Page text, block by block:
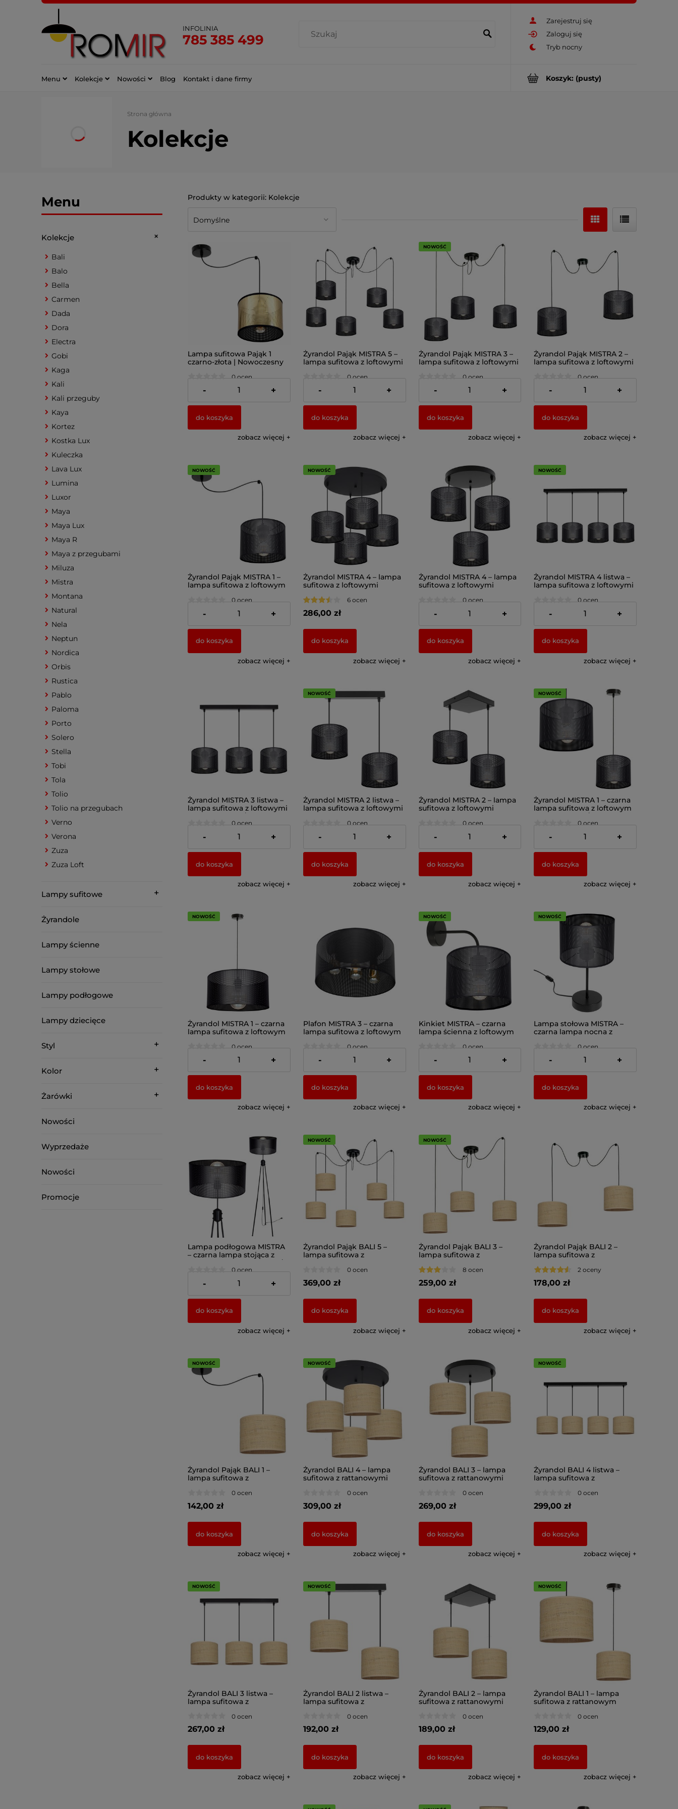
Zarejestruj się
Zaloguj się
INFOLINIA
785 385 499
Koszyk: (pusty)
Menu Kolekcje Nowości Blog Kontakt i dane firmy
Strona główna
Kolekcje
Menu
Kolekcje
Bali
Balo
Bella
Carmen
Dada
Dora
Electra
Gobi
Kaga
Kali
Kali przeguby
Kaya
Kortez
Kostka Lux
Kuleczka
Lava Lux
Lumina
Luxor
Maya
Maya Lux
Maya R
Maya z przegubami
Miluza
Mistra
Montana
Natural
Nela
Neptun
Nordica
Orbis
Rustica
Pablo
Paloma
Porto
Solero
Stella
Tobi
Tola
Tolio
Tolio na przegubach
Verno
Verona
Zuza
Zuza Loft
Lampy sufitowe
Żyrandole
Lampy ścienne
Lampy stołowe
Lampy podłogowe
Lampy dziecięce
Styl
Kolor
Żarówki
Nowości
Wyprzedaże
Nowości
Promocje
Kolekcje
Lampa sufitowa Pająk 1
czarno-złota | Nowoczesny
salonu – Polska produkcja
0 ocen
145,00 zł
- +
do koszyka
zobacz więcej
Żyrandol Pająk MISTRA 5 –
lampa sufitowa z loftowymi
0 ocen
349,00 zł
- +
do koszyka
zobacz więcej
Żyrandol Pająk MISTRA 3 –
lampa sufitowa z loftowymi
0 ocen
223,00 zł
- +
do koszyka
zobacz więcej
NOWOŚĆ
Żyrandol Pająk MISTRA 2 –
lampa sufitowa z loftowymi
0 ocen
174,00 zł
- +
do koszyka
zobacz więcej
Żyrandol Pająk MISTRA 1 –
lampa sufitowa z loftowym
0 ocen
139,00 zł
- +
do koszyka
zobacz więcej
NOWOŚĆ
Żyrandol MISTRA 4 – lampa
sufitowa z loftowymi
6 ocen
286,00 zł
do koszyka
zobacz więcej
NOWOŚĆ
Żyrandol MISTRA 4 – lampa
sufitowa z loftowymi
0 ocen
254,00 zł
- +
do koszyka
zobacz więcej
Żyrandol MISTRA 4 listwa –
lampa sufitowa z loftowymi
0 ocen
287,00 zł
- +
do koszyka
zobacz więcej
NOWOŚĆ
Żyrandol MISTRA 3 listwa –
lampa sufitowa z loftowymi
0 ocen
248,00 zł
- +
do koszyka
zobacz więcej
Żyrandol MISTRA 2 listwa –
lampa sufitowa z loftowymi
0 ocen
187,00 zł
- +
do koszyka
zobacz więcej
NOWOŚĆ
Żyrandol MISTRA 2 – lampa
sufitowa z loftowymi
0 ocen
185,00 zł
- +
do koszyka
zobacz więcej
Żyrandol MISTRA 1 – czarna
lampa sufitowa z loftowym
0 ocen
129,00 zł
- +
do koszyka
zobacz więcej
NOWOŚĆ
Żyrandol MISTRA 1 – czarna
lampa sufitowa z loftowym
0 ocen
197,00 zł
- +
do koszyka
zobacz więcej
NOWOŚĆ
Plafon MISTRA 3 – czarna
lampa sufitowa z loftowym
0 ocen
298,00 zł
- +
do koszyka
zobacz więcej
Kinkiet MISTRA – czarna
lampa ścienna z loftowym
0 ocen
129,00 zł
- +
do koszyka
zobacz więcej
NOWOŚĆ
Lampa stołowa MISTRA –
czarna lampa nocna z
0 ocen
147,00 zł
- +
do koszyka
zobacz więcej
NOWOŚĆ
Lampa podłogowa MISTRA
– czarna lampa stojąca z
loftowym abażurem 7280/2
0 ocen
299,00 zł
- +
do koszyka
zobacz więcej
Żyrandol Pająk BALI 5 –
lampa sufitowa z
0 ocen
369,00 zł
do koszyka
zobacz więcej
NOWOŚĆ
Żyrandol Pająk BALI 3 –
lampa sufitowa z
7423
8 ocen
259,00 zł
do koszyka
zobacz więcej
NOWOŚĆ
Żyrandol Pająk BALI 2 –
lampa sufitowa z
7422
2 oceny
178,00 zł
do koszyka
zobacz więcej
Żyrandol Pająk BALI 1 –
lampa sufitowa z
0 ocen
142,00 zł
do koszyka
zobacz więcej
NOWOŚĆ
Żyrandol BALI 4 – lampa
sufitowa z rattanowymi
0 ocen
309,00 zł
do koszyka
zobacz więcej
NOWOŚĆ
Żyrandol BALI 3 – lampa
sufitowa z rattanowymi
0 ocen
269,00 zł
do koszyka
zobacz więcej
Żyrandol BALI 4 listwa –
lampa sufitowa z
0 ocen
299,00 zł
do koszyka
zobacz więcej
NOWOŚĆ
Żyrandol BALI 3 listwa –
lampa sufitowa z
0 ocen
267,00 zł
do koszyka
zobacz więcej
NOWOŚĆ
Żyrandol BALI 2 listwa –
lampa sufitowa z
0 ocen
192,00 zł
do koszyka
zobacz więcej
NOWOŚĆ
Żyrandol BALI 2 – lampa
sufitowa z rattanowymi
0 ocen
189,00 zł
do koszyka
zobacz więcej
Żyrandol BALI 1 – lampa
sufitowa z rattanowym
0 ocen
129,00 zł
do koszyka
zobacz więcej
NOWOŚĆ